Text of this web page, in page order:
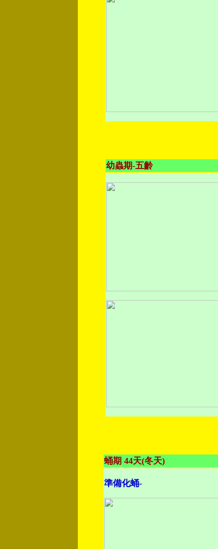
幼蟲期-五齡
蛹期 44天(冬天)
準備化蛹-